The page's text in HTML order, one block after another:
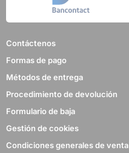
Contáctenos
Formas de pago
Métodos de entrega
Procedimiento de devolución
Formulario de baja
Gestión de cookies
Condiciones generales de venta